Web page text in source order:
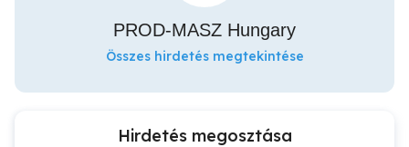
PROD-MASZ Hungary
Összes hirdetés megtekintése
Hirdetés megosztása